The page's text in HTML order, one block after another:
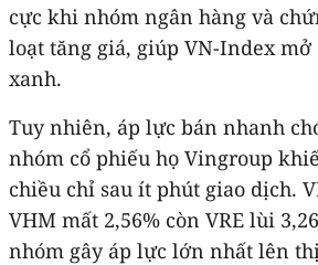
cực khi nhóm ngân hàng và
loạt tăng giá, giúp VN-Index mở
xanh.
Tuy nhiên, áp lực bán nhanh
nhóm cổ phiếu họ Vingroup
chiều chỉ sau ít phút giao dịch.
VHM mất 2,56% còn VRE lùi
nhóm gây áp lực lớn nhất lên